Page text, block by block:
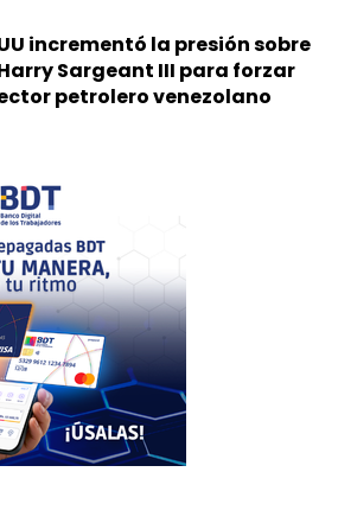
incrementó la presión sobre
Sargeant III para forzar
petrolero venezolano